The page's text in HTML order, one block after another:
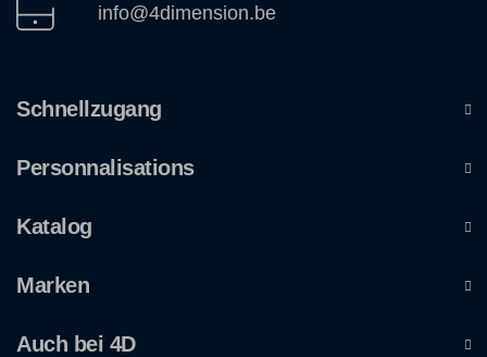
info@4dimension.be
Schnellzugang
Personnalisations
Katalog
Marken
Auch bei 4D